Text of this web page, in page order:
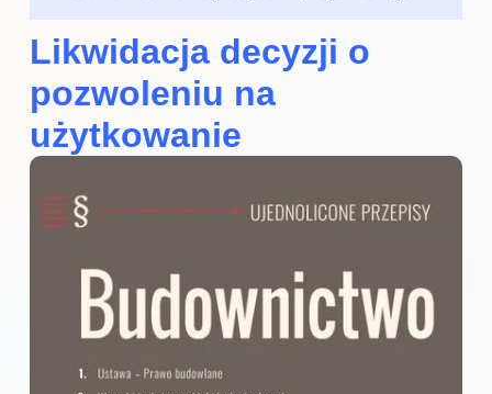
Likwidacja decyzji o
pozwoleniu na
użytkowanie